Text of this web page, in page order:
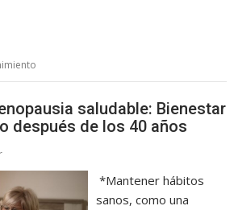
saludable: Bienestar
después de los 40 años
*Mantener hábitos
sanos, como una